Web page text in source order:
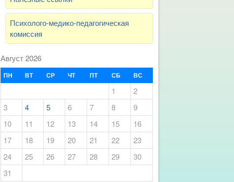
Психолого-медико-педагогическая
комиссия
Август 2026
ПН ВТ СР ЧТ ПТ СБ ВС
1
2
3
4 5 6 7 8
9
10
11 12 13 14 15
16
17
18 19 20 21 22
23
24
25 26 27 28 29
30
31